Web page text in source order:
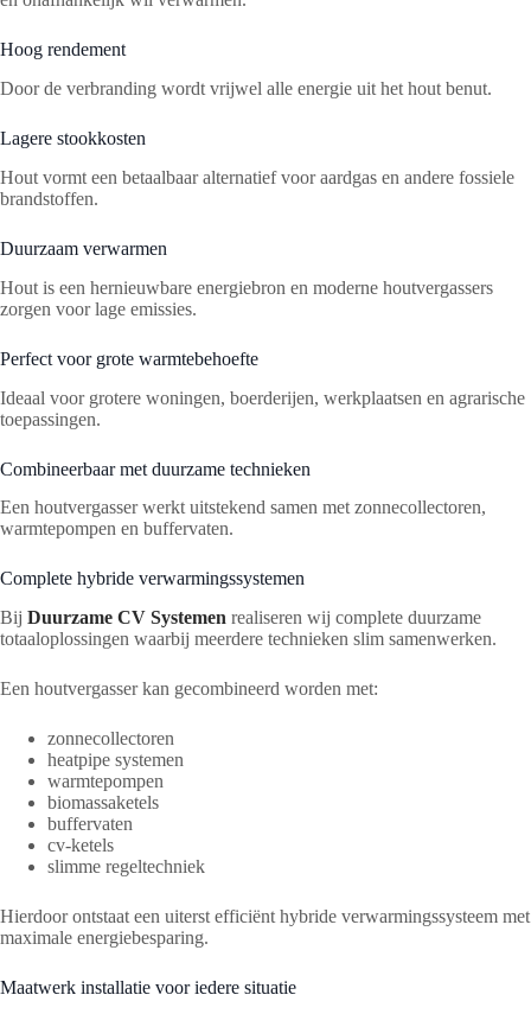
Hoog rendement
Door de verbranding wordt vrijwel alle energie uit het hout benut.
Lagere stookkosten
Hout vormt een betaalbaar alternatief voor aardgas en andere fossiele
brandstoffen.
Duurzaam verwarmen
Hout is een hernieuwbare energiebron en moderne houtvergassers
zorgen voor lage emissies.
Perfect voor grote warmtebehoefte
Ideaal voor grotere woningen, boerderijen, werkplaatsen en agrarische
toepassingen.
Combineerbaar met duurzame technieken
Een houtvergasser werkt uitstekend samen met zonnecollectoren,
warmtepompen en buffervaten.
Complete hybride verwarmingssystemen
Bij Duurzame CV Systemen realiseren wij complete duurzame
totaaloplossingen waarbij meerdere technieken slim samenwerken.
Een houtvergasser kan gecombineerd worden met:
zonnecollectoren
heatpipe systemen
warmtepompen
biomassaketels
buffervaten
cv-ketels
slimme regeltechniek
Hierdoor ontstaat een uiterst efficiënt hybride verwarmingssysteem met
maximale energiebesparing.
Maatwerk installatie voor iedere situatie